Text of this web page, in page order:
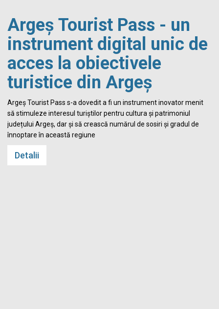
Argeș Tourist Pass - un
instrument digital unic de
acces la obiectivele
turistice din Argeș
Argeș Tourist Pass s-a dovedit a fi un instrument inovator menit
să stimuleze interesul turiștilor pentru cultura și patrimoniul
județului Argeș, dar și să crească numărul de sosiri și gradul de
înnoptare în această regiune
Detalii